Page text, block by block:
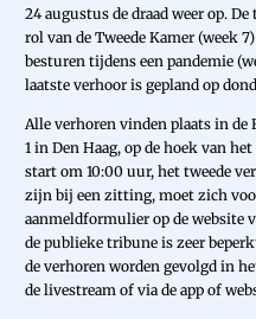
24 augustus de draad weer op.
rol van de Tweede Kamer (week
besturen tijdens een pandemie
laatste verhoor is gepland op
Alle verhoren vinden plaats in de
1 in Den Haag, op de hoek van
start om 10:00 uur, het tweede
zijn bij een zitting, moet zich
aanmeldformulier op de website
de publieke tribune is zeer
de verhoren worden gevolgd in
de livestream of via de app of